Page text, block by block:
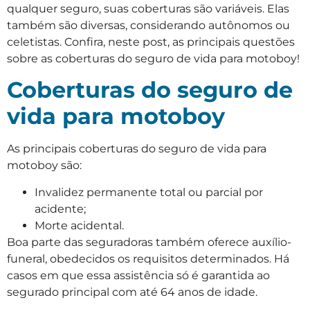
qualquer seguro, suas coberturas são variáveis. Elas
também são diversas, considerando autônomos ou
celetistas. Confira, neste post, as principais questões
sobre as coberturas do seguro de vida para motoboy!
Coberturas do seguro de
vida para motoboy
As principais coberturas do seguro de vida para
motoboy são:
Invalidez permanente total ou parcial por
acidente;
Morte acidental.
Boa parte das seguradoras também oferece auxílio-
funeral, obedecidos os requisitos determinados. Há
casos em que essa assistência só é garantida ao
segurado principal com até 64 anos de idade.